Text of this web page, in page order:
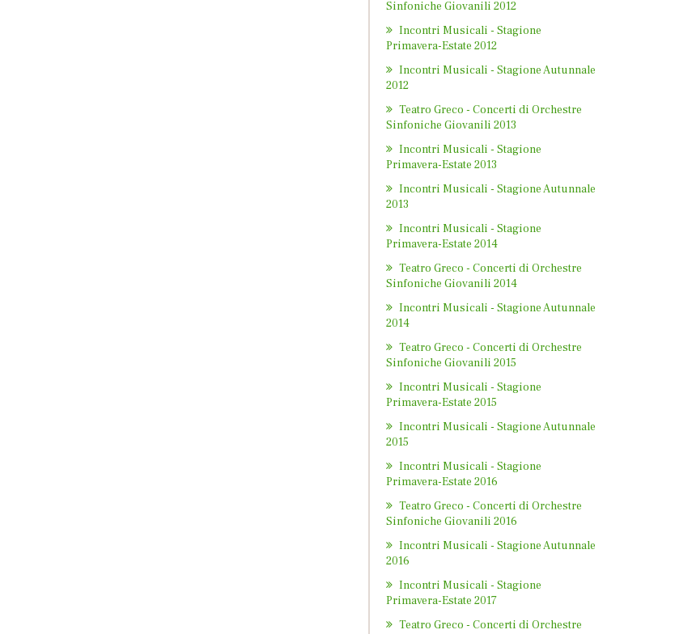
Sinfoniche Giovanili 2012
Incontri Musicali - Stagione
Primavera-Estate 2012
Incontri Musicali - Stagione Autunnale
2012
Teatro Greco - Concerti di Orchestre
Sinfoniche Giovanili 2013
Incontri Musicali - Stagione
Primavera-Estate 2013
Incontri Musicali - Stagione Autunnale
2013
Incontri Musicali - Stagione
Primavera-Estate 2014
Teatro Greco - Concerti di Orchestre
Sinfoniche Giovanili 2014
Incontri Musicali - Stagione Autunnale
2014
Teatro Greco - Concerti di Orchestre
Sinfoniche Giovanili 2015
Incontri Musicali - Stagione
Primavera-Estate 2015
Incontri Musicali - Stagione Autunnale
2015
Incontri Musicali - Stagione
Primavera-Estate 2016
Teatro Greco - Concerti di Orchestre
Sinfoniche Giovanili 2016
Incontri Musicali - Stagione Autunnale
2016
Incontri Musicali - Stagione
Primavera-Estate 2017
Teatro Greco - Concerti di Orchestre